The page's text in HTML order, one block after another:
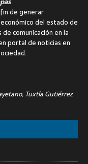
de generar
del estado de
comunicación en la
portal de noticias en
Tuxtla Gutiérrez